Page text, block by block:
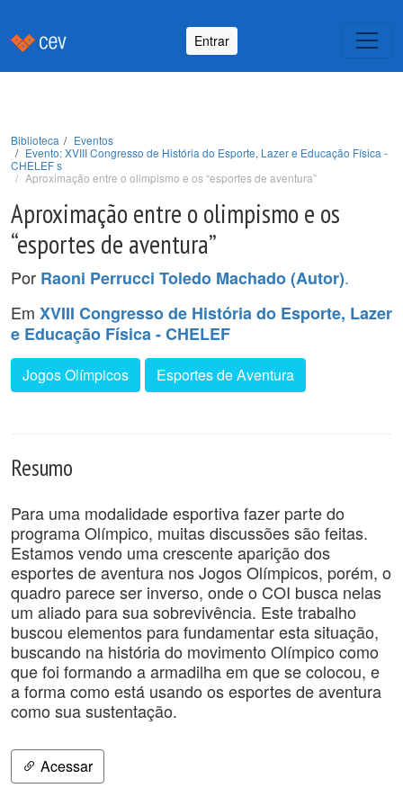
Entrar
Biblioteca
Eventos
Evento: XVIII Congresso de História do Esporte, Lazer e Educação Física -
CHELEF s
Aproximação entre o olimpismo e os “esportes de aventura”
Aproximação entre o olimpismo e os
“esportes de aventura”
Por Raoni Perrucci Toledo Machado (Autor).
Em XVIII Congresso de História do Esporte, Lazer
e Educação Física - CHELEF
Jogos Olímpicos Esportes de Aventura
Resumo
Para uma modalidade esportiva fazer parte do
programa Olímpico, muitas discussões são feitas.
Estamos vendo uma crescente aparição dos
esportes de aventura nos Jogos Olímpicos, porém, o
quadro parece ser inverso, onde o COI busca nelas
um aliado para sua sobrevivência. Este trabalho
buscou elementos para fundamentar esta situação,
buscando na história do movimento Olímpico como
que foi formando a armadilha em que se colocou, e
a forma como está usando os esportes de aventura
como sua sustentação.
Acessar